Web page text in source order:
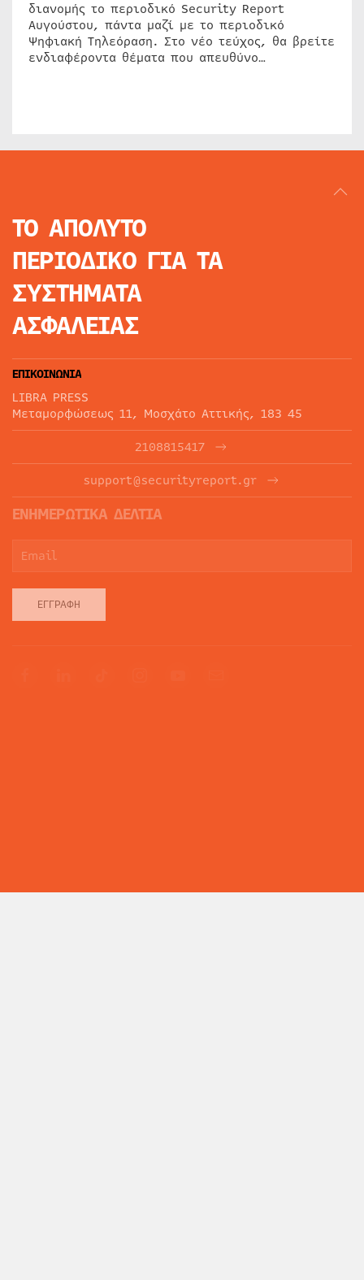
διανομής το περιοδικό Security Report
Αυγούστου, πάντα μαζί με το περιοδικό
Ψηφιακή Τηλεόραση. Στο νέο τεύχος, θα βρείτε
ενδιαφέροντα θέματα που απευθύνο…
ΤΟ ΑΠΟΛΥΤΟ
ΠΕΡΙΟΔΙΚΟ ΓΙΑ ΤΑ
ΣΥΣΤΗΜΑΤΑ
ΑΣΦΑΛΕΙΑΣ
ΕΠΙΚΟΙΝΩΝΙΑ
LIBRA PRESS
Μεταμορφώσεως 11, Μοσχάτο Αττικής, 183 45
2108815417
support@securityreport.gr
ΕΝΗΜΕΡΩΤΙΚΑ ΔΕΛΤΙΑ
ΕΓΓΡΑΦΉ